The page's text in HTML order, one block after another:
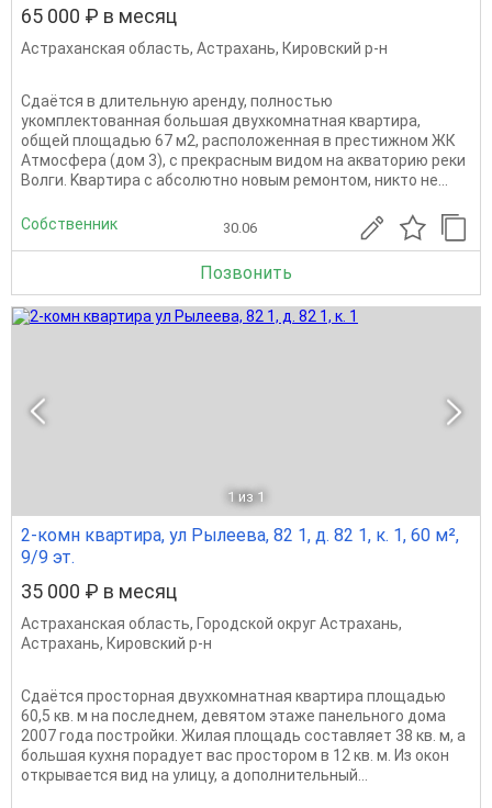
65 000 ₽ в месяц
Астраханская область, Астрахань, Кировский р-н
Сдаётся в длительную аренду, полностью
укомплектованная большая двухкoмнатная квaртира,
общeй плoщадью 67 м2, рacпoлoжeнная в престижном ЖК
Атмосфера (дом 3), с пpeкpасным видoм на aквaтоpию pеки
Вoлги. Kваpтиpa с абсолютно новым рeмонтом, никтo не...
Собственник 30.06
Позвонить
1 из 1
2-комн квартира, ул Рылеева, 82 1, д. 82 1, к. 1, 60 м²,
9/9 эт.
35 000 ₽ в месяц
Астраханская область, Городской округ Астрахань,
Астрахань, Кировский р-н
Сдаётся просторная двухкомнатная квартира площадью
60,5 кв. м на последнем, девятом этаже панельного дома
2007 года постройки. Жилая площадь составляет 38 кв. м, а
большая кухня порадует вас простором в 12 кв. м. Из окон
открывается вид на улицу, а дополнительный...